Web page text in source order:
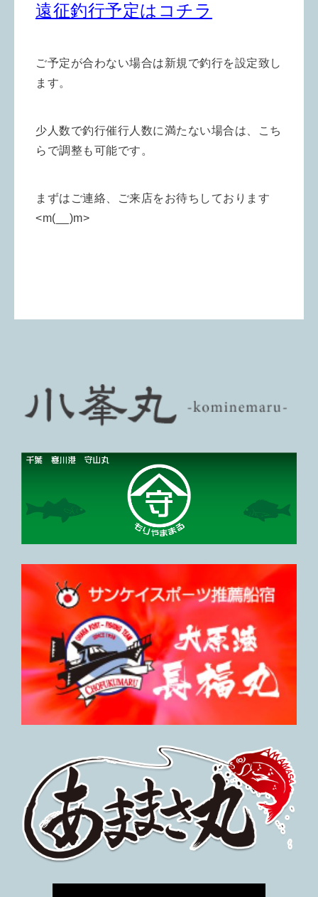
遠征釣行予定はコチラ
ご予定が合わない場合は新規で釣行を設定致し
ます。
少人数で釣行催行人数に満たない場合は、こち
らで調整も可能です。
まずはご連絡、ご来店をお待ちしております
<m(__)m>